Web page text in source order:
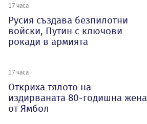
17 часа
Русия създава безпилотни
войски, Путин с ключови
рокади в армията
17 часа
Откриха тялото на
издирваната 80-годишна жена
от Ямбол